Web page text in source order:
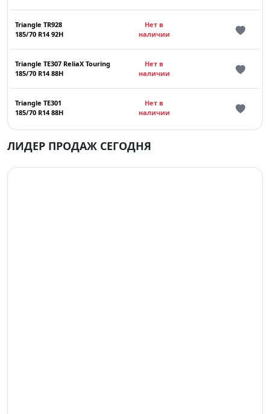
Triangle TR928
185/70 R14 92H
Нет в
наличии
Triangle TE307 ReliaX Touring
185/70 R14 88H
Нет в
наличии
Triangle TE301
185/70 R14 88H
Нет в
наличии
ЛИДЕР ПРОДАЖ СЕГОДНЯ